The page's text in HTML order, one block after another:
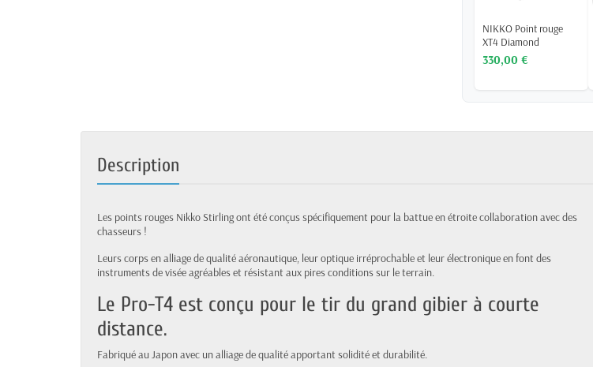
NIKKO Point rouge
XT4 Diamond
330,00 €
Description
Les points rouges Nikko Stirling ont été conçus spécifiquement pour la battue en étroite collaboration avec des
chasseurs !
Leurs corps en alliage de qualité aéronautique, leur optique irréprochable et leur électronique en font des
instruments de visée agréables et résistant aux pires conditions sur le terrain.
Le Pro-T4 est conçu pour le tir du grand gibier à courte
distance.
Fabriqué au Japon avec un alliage de qualité apportant solidité et durabilité.